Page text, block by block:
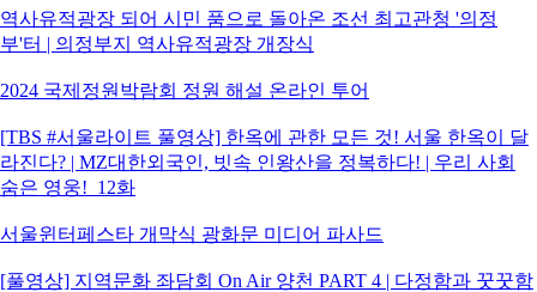
역사유적광장 되어 시민 품으로 돌아온 조선 최고관청 '의정
부'터 | 의정부지 역사유적광장 개장식
2024 국제정원박람회 정원 해설 온라인 투어
[TBS #서울라이트 풀영상] 한옥에 관한 모든 것! 서울 한옥이 달
라진다? | MZ대한외국인, 빗속 인왕산을 정복하다! | 우리 사회
숨은 영웅!_12화
서울윈터페스타 개막식 광화문 미디어 파사드
[풀영상] 지역문화 좌담회 On Air 양천 PART 4 | 다정함과 꿋꿋함